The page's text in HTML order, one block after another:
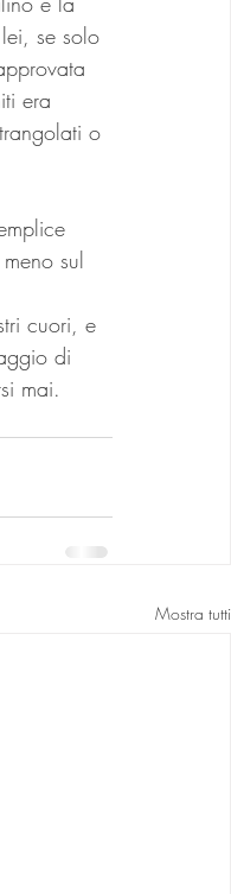
se solo
era
o
sul
cuori, e
di
mai.
Mostra tutti